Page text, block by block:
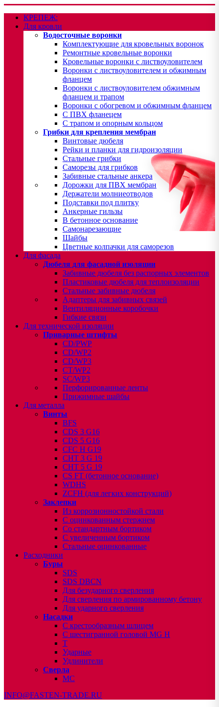
КРЕПЕЖ:
Для кровли
Водосточные воронки
Комплектующие для кровельных воронок
Ремонтные кровельные воронки
Кровельные воронки с листвоуловителем
Воронки с листвоуловителем и обжимным
фланцем
Воронки с листвоуловителем обжимным
фланцем и трапом
Воронки с обогревом и обжимным фланцем
С ПВХ фланецем
С трапом и опорным кольцом
Грибки для крепления мембран
Винтовые дюбеля
Рейки и планки для гидроизоляции
Стальные грибки
Саморезы для грибков
Забивные стальные анкера
Дорожки для ПВХ мембран
Держатели молниеотводов
Подставки под плитку
Анкерные гильзы
В бетонное основание
Самонарезающие
Шайбы
Цветные колпачки для саморезов
Для фасада
Дюбеля для фасадной изоляции
Забивные дюбеля без распорных элементов
Пластиковые дюбеля для теплоизоляции
Стальные забивные дюбеля
Адаптеры для забивных связей
Вентиляционные коробочки
Гибкие связи
Для технической изоляции
Приварные штифты
CD/PWP
CD/WP2
CD/WP3
CT/WP2
SC/WP3
Перфорированные ленты
Прижимные шайбы
Для металла
Винты
BFS
CDS 3 G16
CDS 5 G16
CFC H G19
CHT 3 G 19
CHT 5 G 19
CS FT (бетонное основание)
WDHS
ZCFH (для легких конструкций)
Заклепки
Из коррозионностойкой стали
С оцинкованным стержнем
Со стандартным бортиком
С увеличенным бортиком
Стальные оцинкованные
Расходники
Буры
SDS
SDS DBCN
Для безударного сверления
Для сверления по армированному бетону
Для ударного сверления
Насадки
С крестообразным шлицем
С шестигранной головой MG H
T
Ударные
Удлинители
Сверла
МС
INFO@FASTEN-TRADE.RU